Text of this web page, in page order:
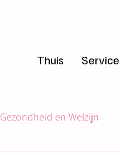
Thuis
Gezondheid en Welzijn